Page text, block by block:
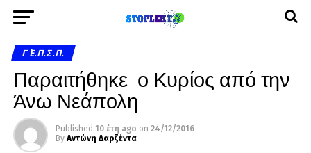
Γ΄ Ε.Π.Σ.Π.
Παραιτήθηκε ο Κυρίος από την
Άνω Νεάπολη
Published 10 έτη ago on 24/12/2016
By Αντώνη Δαρζέντα